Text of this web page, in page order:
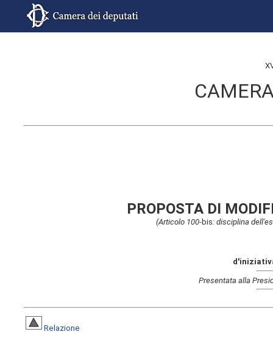
PROPOSTA DI
(Articolo 100-bis: disciplina
Presentata alla
Relazione